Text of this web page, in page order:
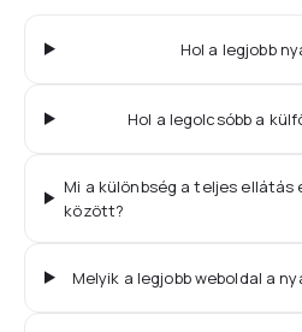
Hol a legjobb
Hol a legolcsóbb a
Mi a különbség a teljes ellátás
között?
Melyik a legjobb weboldal a